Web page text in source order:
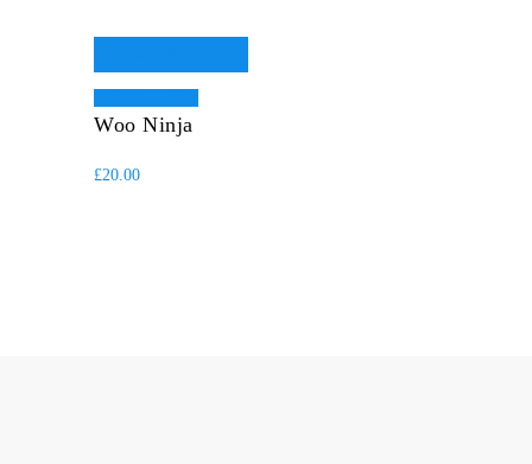
Woo Ninja
£20.00